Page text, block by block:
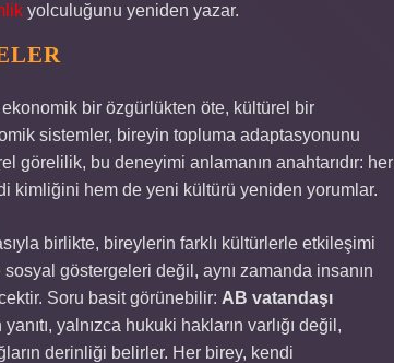
yolculuğunu yeniden yazar.
bir özgürlükten öte, kültürel bir
sistemler, bireyin topluma adaptasyonunu
görelilik, bu deneyimi anlamanın anahtarıdır: her
kimliğini hem de yeni kültürü yeniden yorumlar.
birlikte, bireylerin farklı kültürlerle etkileşimi
göstergeleri değil, aynı zamanda insanın
Soru basit görünebilir: AB vatandaşı
yalnızca hukuki hakların varlığı değil,
derinliği belirler. Her birey, kendi